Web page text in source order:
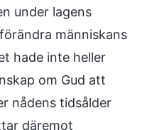
under lagens
människans
hade inte heller
om Gud att
nådens tidsålder
däremot